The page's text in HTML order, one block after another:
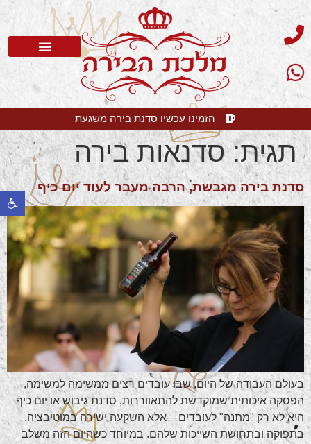
הזמינו עכשיו סדנת בירה משגעת
תגית:סדנאות בירה
סדנת בירה מגבשת, הרבה מעבר לעוד יום כיף
בעולם העבודה של היום, שבו עובדים רצים ממשימה למשימה,
הפסקה איכותית שמוקדשת להתאווררות, סדנת גיבוש או יום כיף
היא לא רק "מתנה" לעובדים – אלא השקעה ישירה במוטיבציה,
בתפוקה ובתחושת השייכות שלהם. במיוחד כשהיום הזה משלב